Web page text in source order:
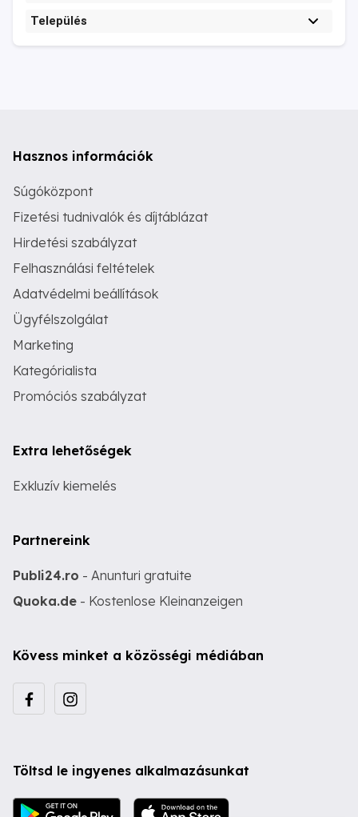
Település
Hasznos információk
Súgóközpont
Fizetési tudnivalók és díjtáblázat
Hirdetési szabályzat
Felhasználási feltételek
Adatvédelmi beállítások
Ügyfélszolgálat
Marketing
Kategórialista
Promóciós szabályzat
Extra lehetőségek
Exkluzív kiemelés
Partnereink
Publi24.ro - Anunturi gratuite
Quoka.de - Kostenlose Kleinanzeigen
Kövess minket a közösségi médiában
Töltsd le ingyenes alkalmazásunkat